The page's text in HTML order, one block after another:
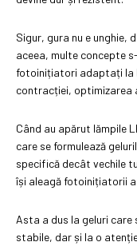
Sigur, gura nu e unghie,
aceea, multe concepte
fotoinițiatori adaptați la
contracției, optimizarea
Când au apărut lămpile
care se formulează
specifică decât vechile
își aleagă fotoinițiatorii
Asta a dus la geluri
stabile, dar și la o